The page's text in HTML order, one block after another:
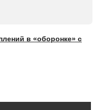
в «оборонке» с